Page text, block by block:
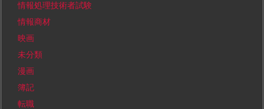
情報処理技術者試験
情報商材
映画
未分類
漫画
簿記
転職